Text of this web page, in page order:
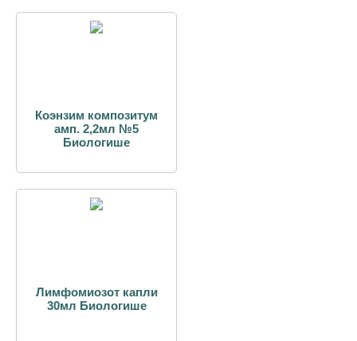
Коэнзим композитум
амп. 2,2мл №5
Биологише
Лимфомиозот капли
30мл Биологише